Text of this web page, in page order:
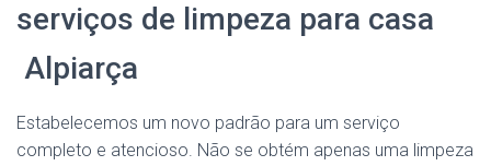
serviços de limpeza para casa
Alpiarça
Estabelecemos um novo padrão para um serviço
completo e atencioso. Não se obtém apenas uma limpeza